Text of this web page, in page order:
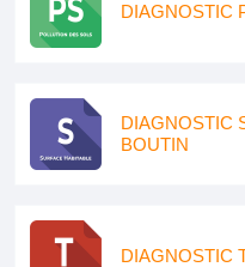
DIAGNOSTIC
DIAGNOSTIC
BOUTIN
DIAGNOSTIC